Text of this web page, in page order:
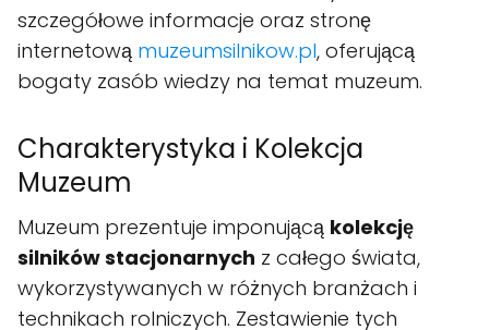
szczegółowe informacje oraz stronę
internetową muzeumsilnikow.pl, oferującą
bogaty zasób wiedzy na temat muzeum.
Charakterystyka i Kolekcja
Muzeum
Muzeum prezentuje imponującą kolekcję
silników stacjonarnych z całego świata,
wykorzystywanych w różnych branżach i
technikach rolniczych. Zestawienie tych